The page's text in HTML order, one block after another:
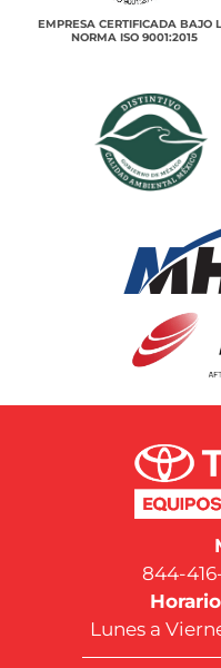
EMPRESA CERTIFICADA BAJO
NORMA ISO 9001:2015
844-
Lunes a